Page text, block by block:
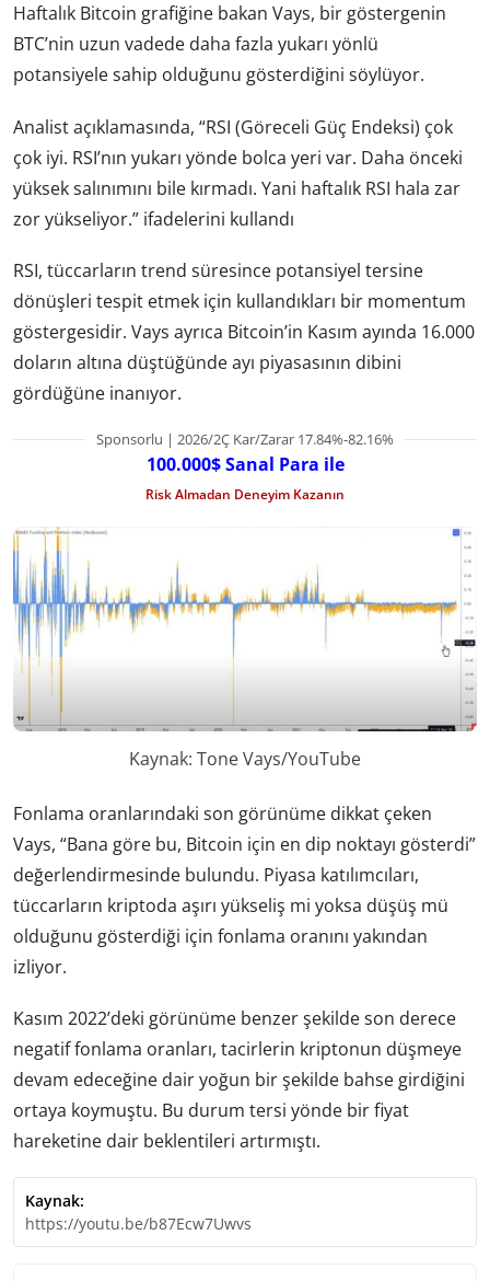
Haftalık Bitcoin grafiğine bakan Vays, bir göstergenin
BTC’nin uzun vadede daha fazla yukarı yönlü
potansiyele sahip olduğunu gösterdiğini söylüyor.
Analist açıklamasında, “RSI (Göreceli Güç Endeksi) çok
çok iyi. RSI’nın yukarı yönde bolca yeri var. Daha önceki
yüksek salınımını bile kırmadı. Yani haftalık RSI hala zar
zor yükseliyor.” ifadelerini kullandı
RSI, tüccarların trend süresince potansiyel tersine
dönüşleri tespit etmek için kullandıkları bir momentum
göstergesidir. Vays ayrıca Bitcoin’in Kasım ayında 16.000
doların altına düştüğünde ayı piyasasının dibini
gördüğüne inanıyor.
Sponsorlu | 2026/2Ç Kar/Zarar 17.84%-82.16%
100.000$ Sanal Para ile
Risk Almadan Deneyim Kazanın
Kaynak: Tone Vays/YouTube
Fonlama oranlarındaki son görünüme dikkat çeken
Vays, “Bana göre bu, Bitcoin için en dip noktayı gösterdi”
değerlendirmesinde bulundu. Piyasa katılımcıları,
tüccarların kriptoda aşırı yükseliş mi yoksa düşüş mü
olduğunu gösterdiği için fonlama oranını yakından
izliyor.
Kasım 2022’deki görünüme benzer şekilde son derece
negatif fonlama oranları, tacirlerin kriptonun düşmeye
devam edeceğine dair yoğun bir şekilde bahse girdiğini
ortaya koymuştu. Bu durum tersi yönde bir fiyat
hareketine dair beklentileri artırmıştı.
Kaynak:
https://youtu.be/b87Ecw7Uwvs